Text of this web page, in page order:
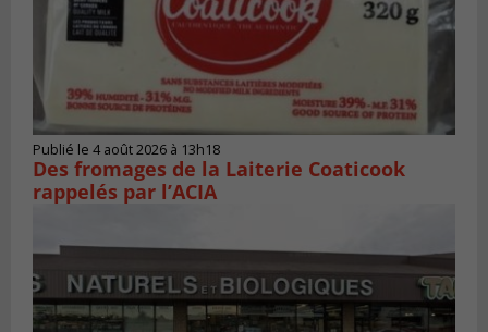
Publié le 4 août 2026 à 13h18
Des fromages de la Laiterie Coaticook
rappelés par l’ACIA